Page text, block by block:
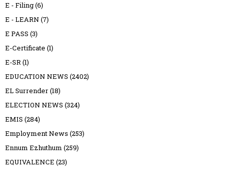
E - Filing(6)
E - LEARN (7)
E PASS (3)
E-Certificate (1)
E-SR(1)
EDUCATION NEWS (2402)
EL Surrender(18)
ELECTION NEWS (324)
EMIS (284)
Employment News (253)
Ennum Ezhuthum (259)
EQUIVALENCE (23)